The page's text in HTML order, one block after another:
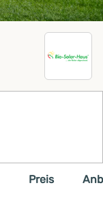
Preis